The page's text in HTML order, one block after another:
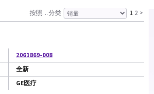
按照…分类 1 2 >
2061869-008
全新
GE医疗